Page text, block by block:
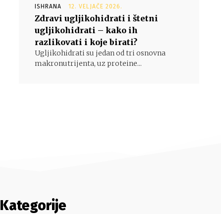
ISHRANA 12. VELJAČE 2026.
Zdravi ugljikohidrati i štetni
ugljikohidrati – kako ih
razlikovati i koje birati?
Ugljikohidrati su jedan od tri osnovna
makronutrijenta, uz proteine...
Kategorije